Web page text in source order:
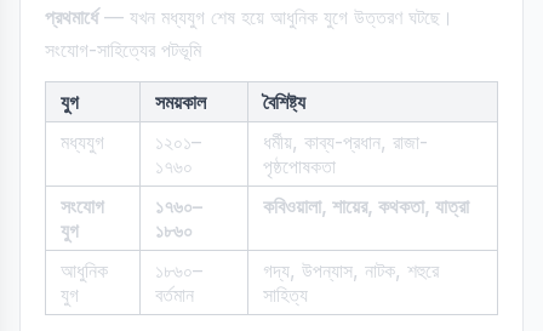
প্রথমার্ধে— যখন মধ্যযুগ শেষ হয়ে আধুনিক যুগে উত্তরণ ঘটছে।
সংযোগ-সাহিত্যের পটভূমি
যুগ সময়কাল
বৈশিষ্ট্য
মধ্যযুগ
১২০১–
১৭৬০
ধর্মীয়, কাব্য-প্রধান, রাজা-
পৃষ্ঠপোষকতা
সংযোগ
যুগ
১৭৬০–
১৮৬০
কবিওয়ালা, শায়ের, কথকতা, যাত্রা
আধুনিক
যুগ
১৮৬০–
বর্তমান
গদ্য, উপন্যাস, নাটক, শহুরে
সাহিত্য